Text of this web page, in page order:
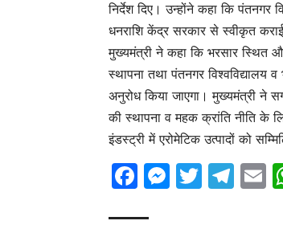
निर्देश दिए। उन्होंने कहा कि
धनराशि केंद्र सरकार से स्वीकृत
मुख्यमंत्री ने कहा कि भरसार स्थित
स्थापना तथा पंतनगर
अनुरोध किया जाएगा। मुख्यमंत्री ने
की स्थापना व महक क्रांति नीति के
इंडस्ट्री में एरोमेटिक उत्पादों को
Facebook